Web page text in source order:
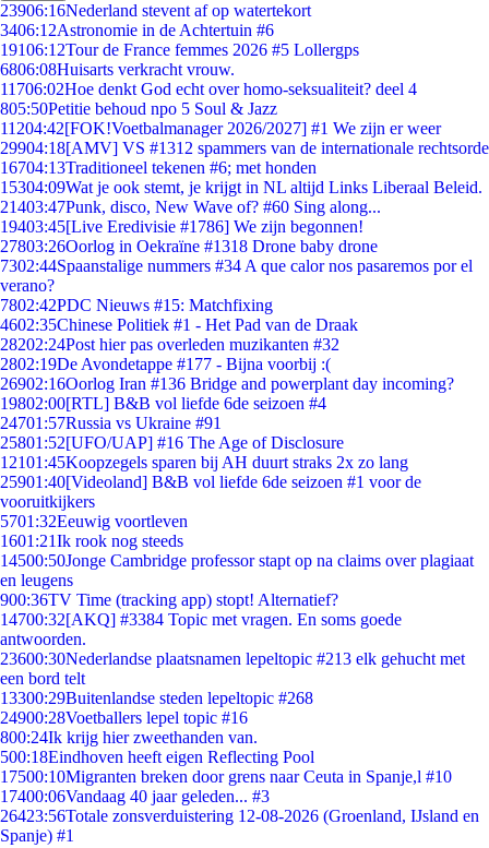
23906:16Nederland stevent af op watertekort
3406:12Astronomie in de Achtertuin #6
19106:12Tour de France femmes 2026 #5 Lollergps
6806:08Huisarts verkracht vrouw.
11706:02Hoe denkt God echt over homo-seksualiteit? deel 4
805:50Petitie behoud npo 5 Soul & Jazz
11204:42[FOK!Voetbalmanager 2026/2027] #1 We zijn er weer
29904:18[AMV] VS #1312 spammers van de internationale rechtsorde
16704:13Traditioneel tekenen #6; met honden
15304:09Wat je ook stemt, je krijgt in NL altijd Links Liberaal Beleid.
21403:47Punk, disco, New Wave of? #60 Sing along...
19403:45[Live Eredivisie #1786] We zijn begonnen!
27803:26Oorlog in Oekraïne #1318 Drone baby drone
7302:44Spaanstalige nummers #34 A que calor nos pasaremos por el
verano?
7802:42PDC Nieuws #15: Matchfixing
4602:35Chinese Politiek #1 - Het Pad van de Draak
28202:24Post hier pas overleden muzikanten #32
2802:19De Avondetappe #177 - Bijna voorbij :(
26902:16Oorlog Iran #136 Bridge and powerplant day incoming?
19802:00[RTL] B&B vol liefde 6de seizoen #4
24701:57Russia vs Ukraine #91
25801:52[UFO/UAP] #16 The Age of Disclosure
12101:45Koopzegels sparen bij AH duurt straks 2x zo lang
25901:40[Videoland] B&B vol liefde 6de seizoen #1 voor de
vooruitkijkers
5701:32Eeuwig voortleven
1601:21Ik rook nog steeds
14500:50Jonge Cambridge professor stapt op na claims over plagiaat
en leugens
900:36TV Time (tracking app) stopt! Alternatief?
14700:32[AKQ] #3384 Topic met vragen. En soms goede
antwoorden.
23600:30Nederlandse plaatsnamen lepeltopic #213 elk gehucht met
een bord telt
13300:29Buitenlandse steden lepeltopic #268
24900:28Voetballers lepel topic #16
800:24Ik krijg hier zweethanden van.
500:18Eindhoven heeft eigen Reflecting Pool
17500:10Migranten breken door grens naar Ceuta in Spanje,l #10
17400:06Vandaag 40 jaar geleden... #3
26423:56Totale zonsverduistering 12-08-2026 (Groenland, IJsland en
Spanje) #1